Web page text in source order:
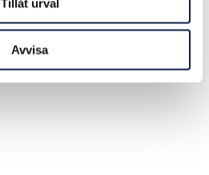
Tillåt urval
Avvisa